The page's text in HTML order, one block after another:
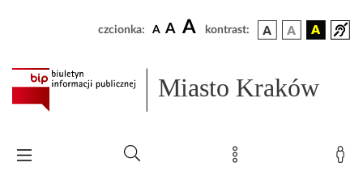
czcionka: A A A kontrast:
Miasto Kraków